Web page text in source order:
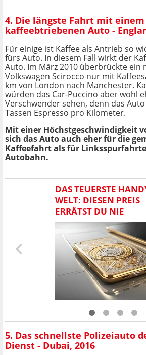
4. Die längste Fahrt mit einem
kaffeebtriebenen Auto -
Für einige ist Kaffee als Antrieb so
fürs Auto. In diesem Fall wirkt der
Auto. Im März 2010 überbrückte ein
Volkswagen Scirocco nur mit
km von London nach Manchester.
würden das Car-Puccino aber wohl
Verschwender sehen, denn das
Tassen Espresso pro Kilometer.
Mit einer Höchstgeschwindigkeit
sich das Auto auch eher für die
Kaffeefahrt als für
Autobahn.
DAS TEUERSTE
WELT: DIESEN PREIS
ERRÄTST DU NIE
5. Das schnellste Polizeiauto
Dienst - Dubai, 2016